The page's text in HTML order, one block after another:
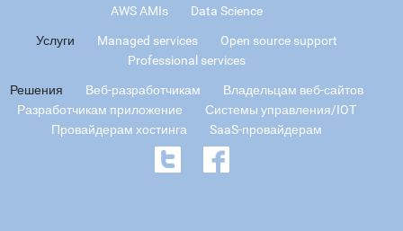
AWS AMIs
Data Science
Услуги Managed services
Open source support
Professional services
Решения Веб-разработчикам
Владельцам веб-сайтов
Разработчикам приложение
Системы управления/IOT
Провайдерам хостинга
SaaS-провайдерам